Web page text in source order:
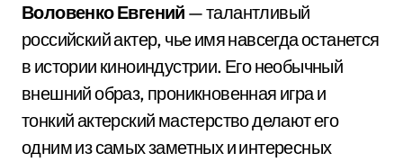
Воловенко Евгений — талантливый
российский актер, чье имя навсегда останется
в истории киноиндустрии. Его необычный
внешний образ, проникновенная игра и
тонкий актерский мастерство делают его
одним из самых заметных и интересных